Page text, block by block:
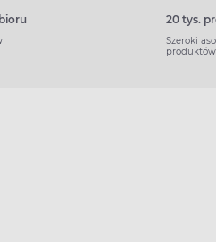
20 tys.
Szeroki
produktów